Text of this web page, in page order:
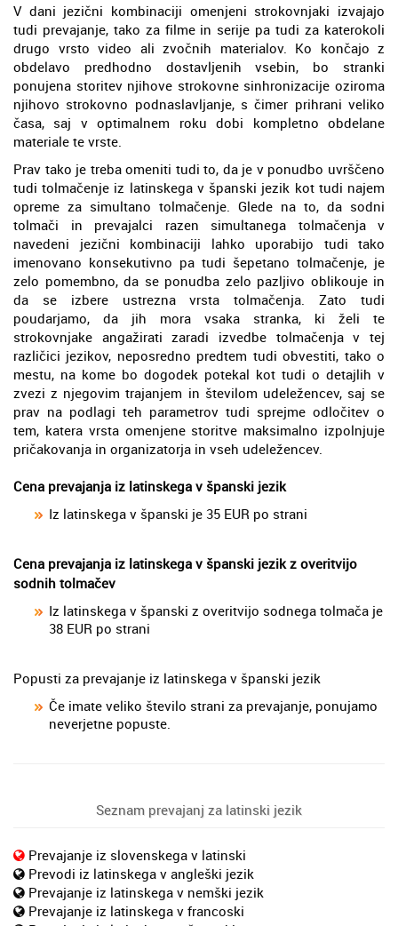
V dani jezični kombinaciji omenjeni strokovnjaki izvajajo
tudi prevajanje, tako za filme in serije pa tudi za katerokoli
drugo vrsto video ali zvočnih materialov. Ko končajo z
obdelavo predhodno dostavljenih vsebin, bo stranki
ponujena storitev njihove strokovne sinhronizacije oziroma
njihovo strokovno podnaslavljanje, s čimer prihrani veliko
časa, saj v optimalnem roku dobi kompletno obdelane
materiale te vrste.
Prav tako je treba omeniti tudi to, da je v ponudbo uvrščeno
tudi tolmačenje iz latinskega v španski jezik kot tudi najem
opreme za simultano tolmačenje. Glede na to, da sodni
tolmači in prevajalci razen simultanega tolmačenja v
navedeni jezični kombinaciji lahko uporabijo tudi tako
imenovano konsekutivno pa tudi šepetano tolmačenje, je
zelo pomembno, da se ponudba zelo pazljivo oblikouje in
da se izbere ustrezna vrsta tolmačenja. Zato tudi
poudarjamo, da jih mora vsaka stranka, ki želi te
strokovnjake angažirati zaradi izvedbe tolmačenja v tej
različici jezikov, neposredno predtem tudi obvestiti, tako o
mestu, na kome bo dogodek potekal kot tudi o detajlih v
zvezi z njegovim trajanjem in številom udeležencev, saj se
prav na podlagi teh parametrov tudi sprejme odločitev o
tem, katera vrsta omenjene storitve maksimalno izpolnjuje
pričakovanja in organizatorja in vseh udeležencev.
Cena prevajanja iz latinskega v španski jezik
Iz latinskega v španski je 35 EUR po strani
Cena prevajanja iz latinskega v španski jezik z overitvijo
sodnih tolmačev
Iz latinskega v španski z overitvijo sodnega tolmača je
38 EUR po strani
Popusti za prevajanje iz latinskega v španski jezik
Če imate veliko število strani za prevajanje, ponujamo
neverjetne popuste.
Seznam prevajanj za latinski jezik
Prevajanje iz slovenskega v latinski
Prevodi iz latinskega v angleški jezik
Prevajanje iz latinskega v nemški jezik
Prevajanje iz latinskega v francoski